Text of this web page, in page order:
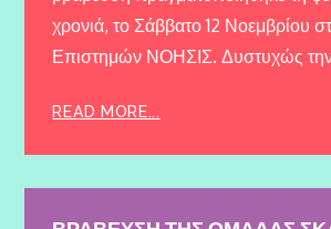
χρονιά, το Σάββατο 12 Νοεμβρίου
Επιστημών ΝΟΗΣΙΣ. Δυστυχώς
READ MORE...